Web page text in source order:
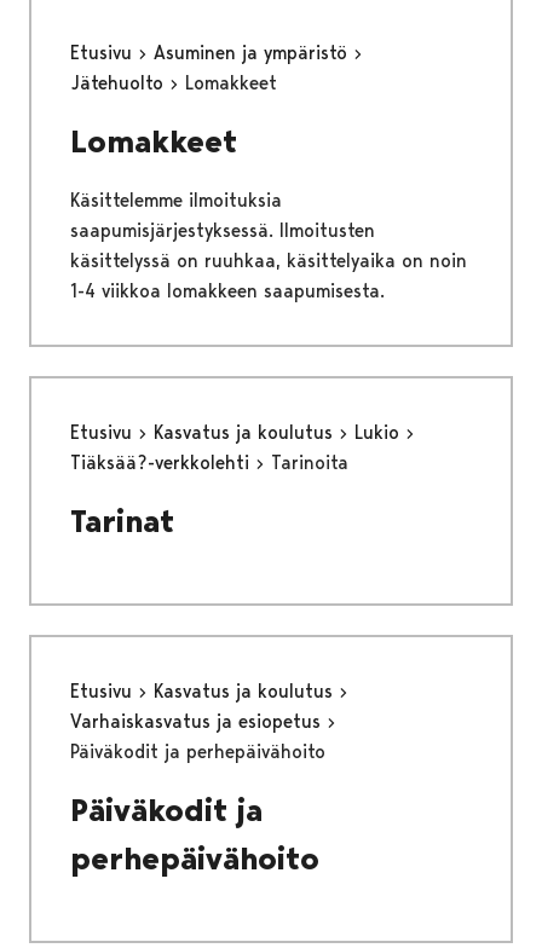
Etusivu
Asuminen ja ympäristö
Jätehuolto
Lomakkeet
Lomakkeet
Käsittelemme ilmoituksia
saapumisjärjestyksessä. Ilmoitusten
käsittelyssä on ruuhkaa, käsittelyaika on noin
1-4 viikkoa lomakkeen saapumisesta.
Etusivu Kasvatus ja koulutus
Lukio
Tiäksää?-verkkolehti
Tarinoita
Tarinat
Etusivu
Kasvatus ja koulutus
Varhaiskasvatus ja esiopetus
Päiväkodit ja perhepäivähoito
Päiväkodit ja
perhepäivähoito